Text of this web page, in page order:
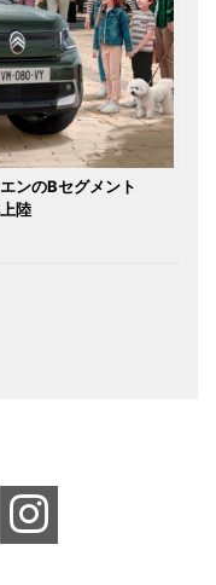
ンのBセグメント
陸